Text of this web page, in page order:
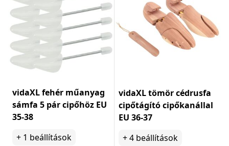
vidaXL fehér műanyag
sámfa 5 pár cipőhöz EU
35-38
+ 1 beállítások
vidaXL tömör cédrusfa
cipőtágító cipőkanállal
EU 36-37
+4 beállítások